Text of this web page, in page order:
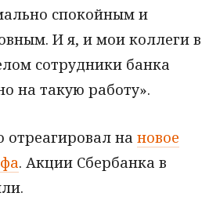
спокойным и
И я, и мои коллеги в
сотрудники банка
на такую работу».
отреагировал на новое
. Акции Сбербанка в